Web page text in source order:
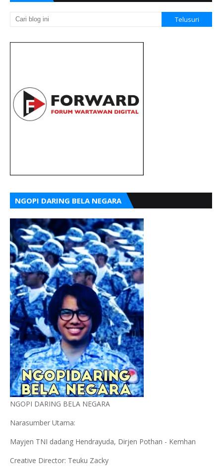
NGOPI DARING BELA NEGARA
NGOPI DARING BELA NEGARA
Narasumber Utama:
Mayjen TNI dadang Hendrayuda, Dirjen Pothan - Kemhan
Creative Director: Teuku Zacky